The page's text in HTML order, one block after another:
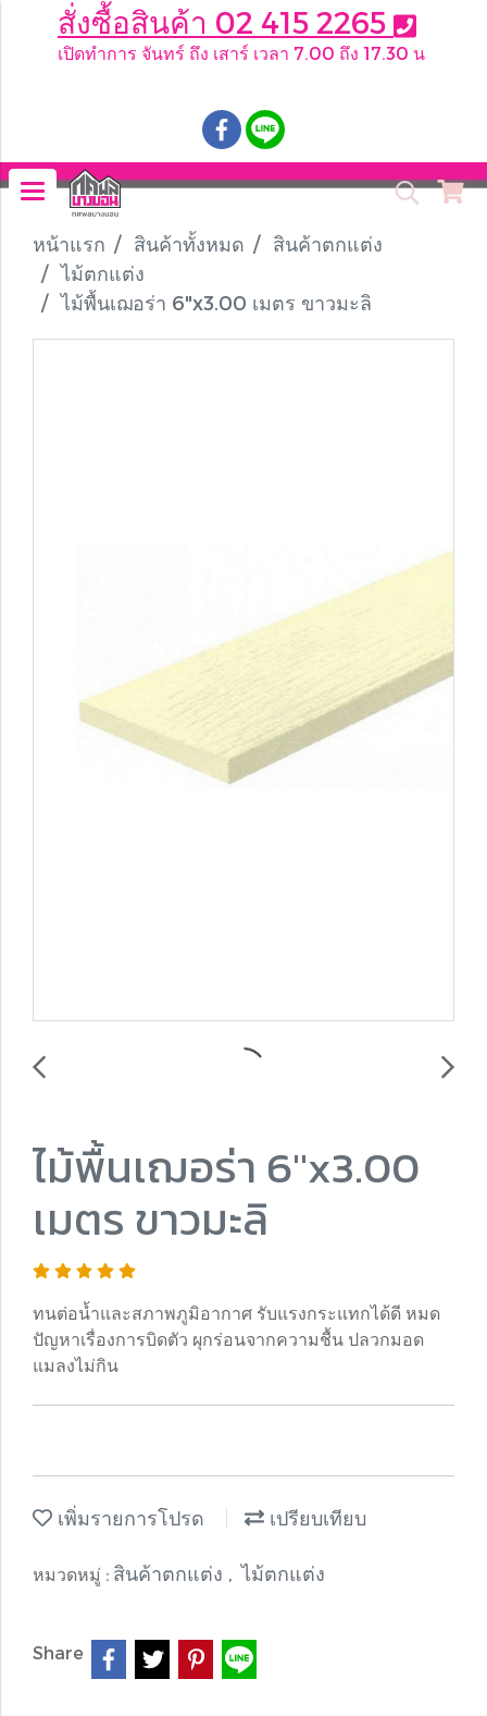
สั่งซื้อสินค้า 02 415 2265
เปิดทำการ จันทร์ ถึง เสาร์ เวลา 7.00 ถึง 17.30 น
หน้าแรก สินค้าทั้งหมด
สินค้าตกแต่ง
ไม้ตกแต่ง
ไม้พื้นเฌอร่า 6"x3.00 เมตร ขาวมะลิ
ไม้พื้นเฌอร่า 6"x3.00
เมตร ขาวมะลิ
ทนต่อน้ำและสภาพภูมิอากาศ รับแรงกระแทกได้ดี หมด
ปัญหาเรื่องการบิดตัว ผุกร่อนจากความชื้น ปลวกมอด
แมลงไม่กิน
เพิ่มรายการโปรด เปรียบเทียบ
หมวดหมู่ : สินค้าตกแต่ง , ไม้ตกแต่ง
Share